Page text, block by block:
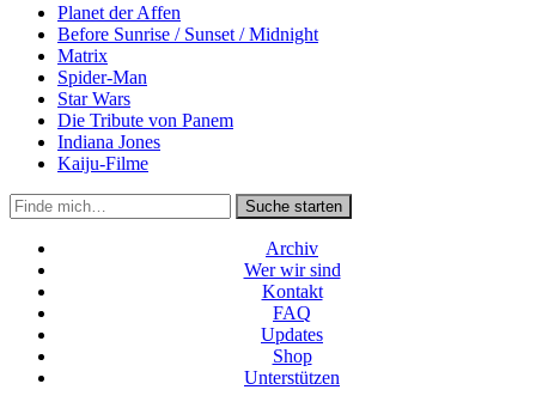
Planet der Affen
Before Sunrise / Sunset / Midnight
Matrix
Spider-Man
Star Wars
Die Tribute von Panem
Indiana Jones
Kaiju-Filme
Suche
in
https://secondunit-
podcast.de/
Suche starten
Archiv
Wer wir sind
Kontakt
FAQ
Updates
Shop
Unterstützen